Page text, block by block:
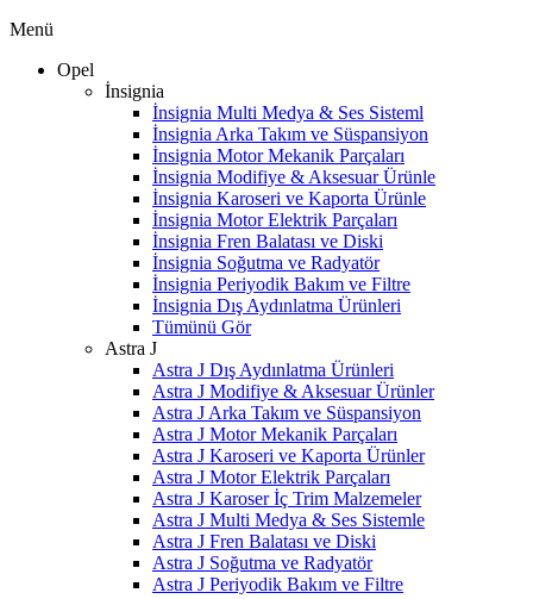
Menü
Opel
İnsignia
İnsignia Multi Medya & Ses Sisteml
İnsignia Arka Takım ve Süspansiyon
İnsignia Motor Mekanik Parçaları
İnsignia Modifiye & Aksesuar Ürünle
İnsignia Karoseri ve Kaporta Ürünle
İnsignia Motor Elektrik Parçaları
İnsignia Fren Balatası ve Diski
İnsignia Soğutma ve Radyatör
İnsignia Periyodik Bakım ve Filtre
İnsignia Dış Aydınlatma Ürünleri
Tümünü Gör
Astra J
Astra J Dış Aydınlatma Ürünleri
Astra J Modifiye & Aksesuar Ürünler
Astra J Arka Takım ve Süspansiyon
Astra J Motor Mekanik Parçaları
Astra J Karoseri ve Kaporta Ürünler
Astra J Motor Elektrik Parçaları
Astra J Karoser İç Trim Malzemeler
Astra J Multi Medya & Ses Sistemle
Astra J Fren Balatası ve Diski
Astra J Soğutma ve Radyatör
Astra J Periyodik Bakım ve Filtre